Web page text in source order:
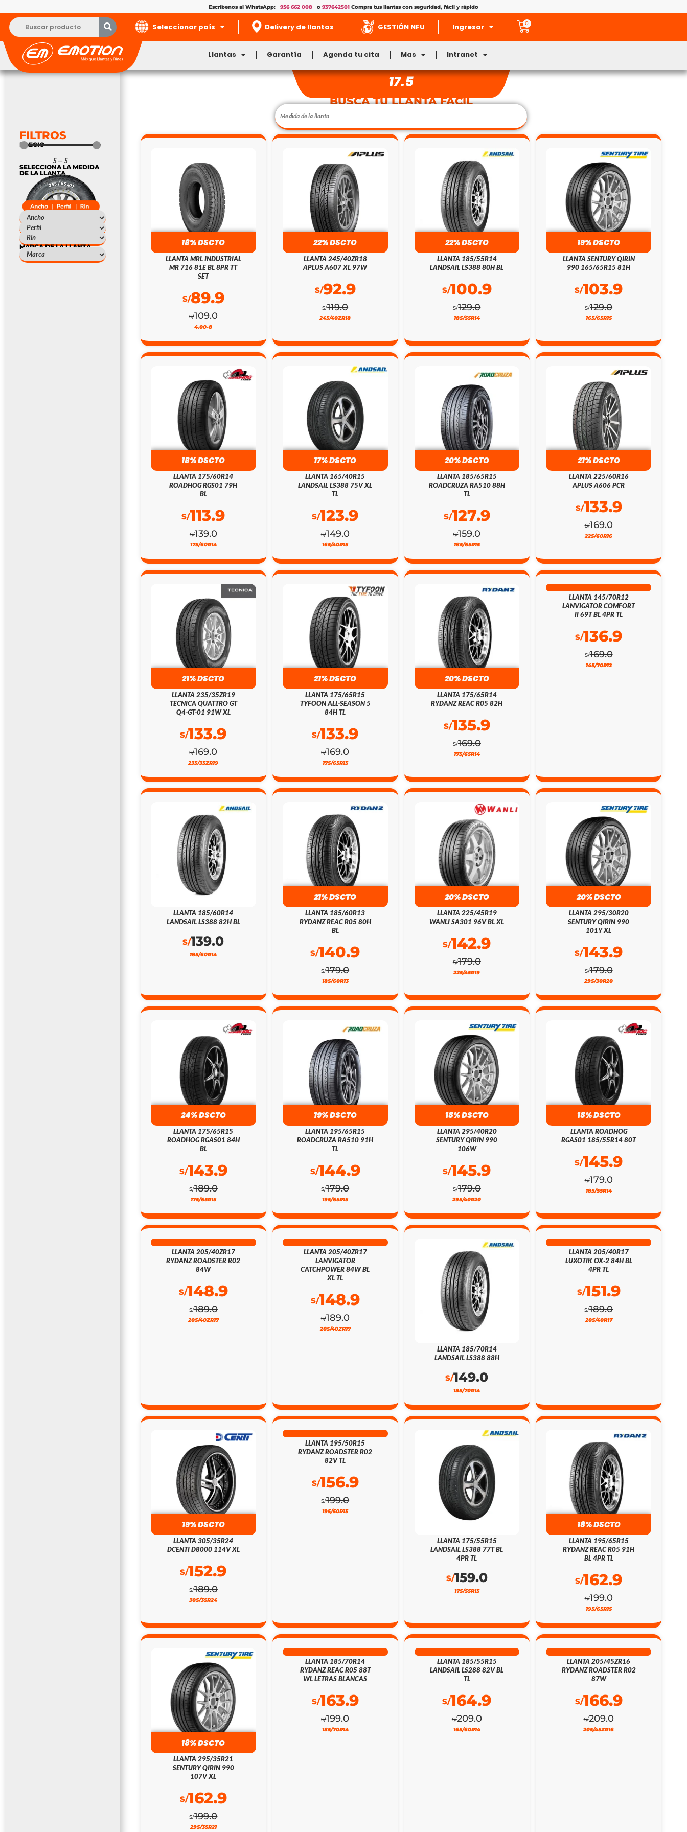
Escríbenos al WhatsApp: 956 662 008 o 937642501 Compra tus llantas con seguridad, fácil y rápido
Seleccionar país Delivery de llantas GESTIÓN NFU Ingresar 0
Llantas Garantía Agenda tu cita Mas Intranet
FILTROS
PRECIO
S —S
SELECCIONA LA MEDIDA
DE LA LLANTA
MARCA DE LA LLANTA
17.5
BUSCA TU LLANTA FÁCIL
18% DSCTO
LLANTA MRL INDUSTRIAL
MR 716 81E BL 8PR TT
SET
S/109.0
S/89.9
4.00-8
22% DSCTO
LLANTA 245/40ZR18
APLUS A607 XL 97W
S/119.0
S/92.9
245/40ZR18
22% DSCTO
LLANTA 185/55R14
LANDSAIL LS388 80H BL
S/129.0
S/100.9
185/55R14
19% DSCTO
LLANTA SENTURY QIRIN
990 165/65R15 81H
S/129.0
S/103.9
165/65R15
18% DSCTO
LLANTA 175/60R14
ROADHOG RGS01 79H
BL
S/139.0
S/113.9
175/60R14
17% DSCTO
LLANTA 165/40R15
LANDSAIL LS388 75V XL
TL
S/149.0
S/123.9
165/40R15
20% DSCTO
LLANTA 185/65R15
ROADCRUZA RA510 88H
TL
S/159.0
S/127.9
185/65R15
21% DSCTO
LLANTA 225/60R16
APLUS A606 PCR
S/169.0
S/133.9
225/60R16
21% DSCTO
LLANTA 235/35ZR19
TECNICA QUATTRO GT
Q4-GT-01 91W XL
S/169.0
S/133.9
235/35ZR19
21% DSCTO
LLANTA 175/65R15
TYFOON ALL-SEASON 5
84H TL
S/169.0
S/133.9
175/65R15
20% DSCTO
LLANTA 175/65R14
RYDANZ REAC R05 82H
S/169.0
S/135.9
175/65R14
19% DSCTO
LLANTA 145/70R12
LANVIGATOR COMFORT
II 69T BL 4PR TL
S/169.0
S/136.9
145/70R12
LLANTA 185/60R14
LANDSAIL LS388 82H BL
S/139.0
185/60R14
21% DSCTO
LLANTA 185/60R13
RYDANZ REAC R05 80H
BL
S/179.0
S/140.9
185/60R13
20% DSCTO
LLANTA 225/45R19
WANLI SA301 96V BL XL
S/179.0
S/142.9
225/45R19
20% DSCTO
LLANTA 295/30R20
SENTURY QIRIN 990
101Y XL
S/179.0
S/143.9
295/30R20
24% DSCTO
LLANTA 175/65R15
ROADHOG RGAS01 84H
BL
S/189.0
S/143.9
175/65R15
19% DSCTO
LLANTA 195/65R15
ROADCRUZA RA510 91H
TL
S/179.0
S/144.9
195/65R15
18% DSCTO
LLANTA 295/40R20
SENTURY QIRIN 990
106W
S/179.0
S/145.9
295/40R20
18% DSCTO
LLANTA ROADHOG
RGAS01 185/55R14 80T
S/179.0
S/145.9
185/55R14
LLANTA 205/40ZR17
RYDANZ ROADSTER R02
84W
S/189.0
S/148.9
205/40ZR17
LLANTA 205/40ZR17
LANVIGATOR
CATCHPOWER 84W BL
XL TL
S/189.0
S/148.9
205/40ZR17
LLANTA 185/70R14
LANDSAIL LS388 88H
S/149.0
185/70R14
LLANTA 205/40R17
LUXOTIK OX-2 84H BL
4PR TL
S/189.0
S/151.9
205/40R17
19% DSCTO
LLANTA 305/35R24
DCENTI D8000 114V XL
S/189.0
S/152.9
305/35R24
21% DSCTO
LLANTA 195/50R15
RYDANZ ROADSTER R02
82V TL
S/199.0
S/156.9
195/50R15
LLANTA 175/55R15
LANDSAIL LS388 77T BL
4PR TL
S/159.0
175/55R15
18% DSCTO
LLANTA 195/65R15
RYDANZ REAC R05 91H
BL 4PR TL
S/199.0
S/162.9
195/65R15
18% DSCTO
LLANTA 295/35R21
SENTURY QIRIN 990
107V XL
S/199.0
S/162.9
295/35R21
LLANTA 185/70R14
RYDANZ REAC R05 88T
WL LETRAS BLANCAS
S/199.0
S/163.9
185/70R14
LLANTA 185/55R15
LANDSAIL LS288 82V BL
TL
S/209.0
S/164.9
165/60R14
LLANTA 205/45ZR16
RYDANZ ROADSTER R02
87W
S/209.0
S/166.9
205/45ZR16